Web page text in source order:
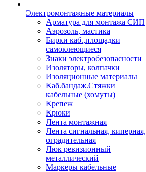
Электромонтажные материалы
Арматура для монтажа СИП
Аэрозоль, мастика
Бирки каб.,площадки
самоклеющиеся
Знаки электробезопасности
Изоляторы, колпачки
Изоляционные материалы
Каб.бандаж.Стяжки
кабельные (хомуты)
Крепеж
Крюки
Лента монтажная
Лента сигнальная, киперная,
оградительная
Люк ревизионный
металлический
Маркеры кабельные